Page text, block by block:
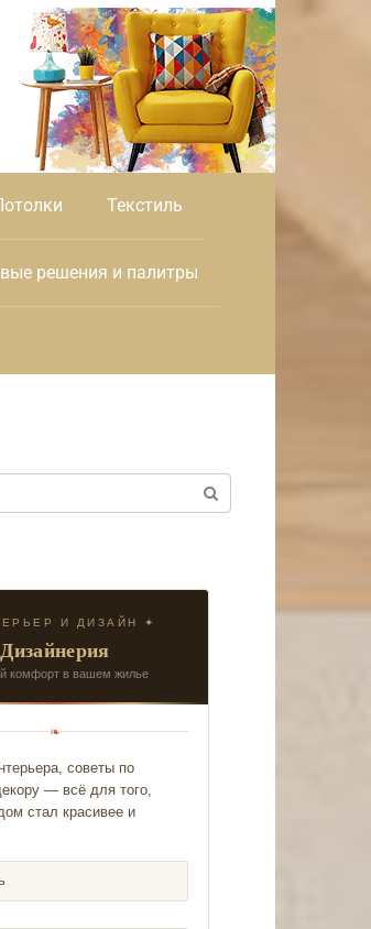
Текстиль
решения и палитры
И ДИЗАЙН ✦
Дизайнерия
комфорт в вашем жилье
❧
советы по
— всё для того,
стал красивее и